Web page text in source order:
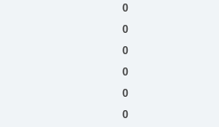
0
0
0
0
0
0